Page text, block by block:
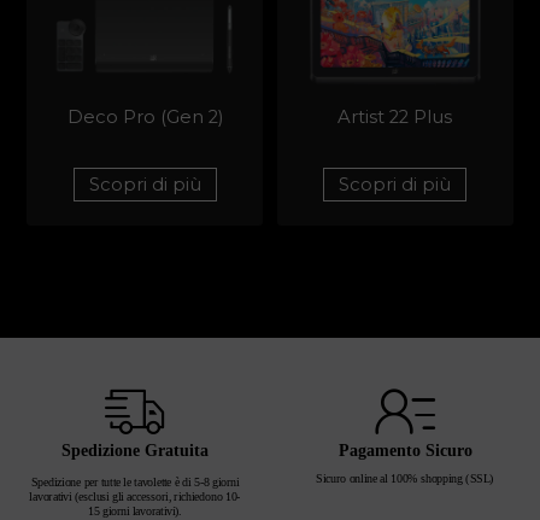
Deco Pro (Gen 2)
Scopri di più
Artist 22 Plus
Scopri di più
Spedizione Gratuita
Spedizione per tutte le tavolette è di 5-8 giorni
lavorativi (esclusi gli accessori, richiedono 10-
15 giorni lavorativi).
Pagamento Sicuro
Sicuro online al 100% shopping (SSL)